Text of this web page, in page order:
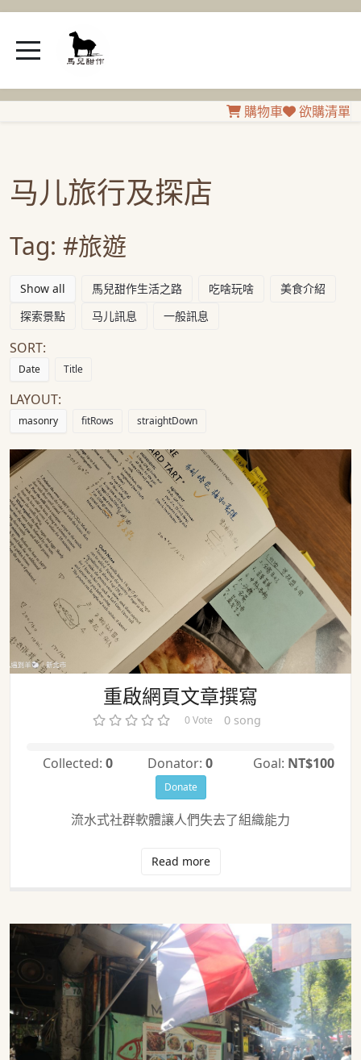
購物車 欲購清單
马儿旅行及探店
Tag: #旅遊
Show all 馬兒甜作生活之路 吃啥玩啥
美食介紹
探索景點
马儿訊息 一般訊息
SORT:
Date Title
LAYOUT:
masonry fitRows straightDown
重啟網頁文章撰寫
重啟網頁文章撰寫
0 Vote 0 song
Collected: 0 Donator:0 Goal: NT$100
Donate
流水式社群軟體讓人們失去了組織能力
Read more
旅遊介紹 - 台北車站小印尼（印尼街）